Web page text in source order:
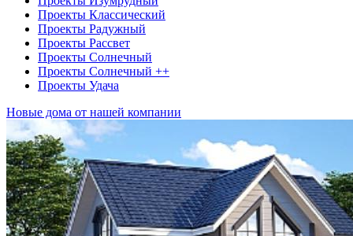
Проекты Классический
Проекты Радужный
Проекты Рассвет
Проекты Солнечный
Проекты Солнечный ++
Проекты Удача
Новые дома от нашей компании